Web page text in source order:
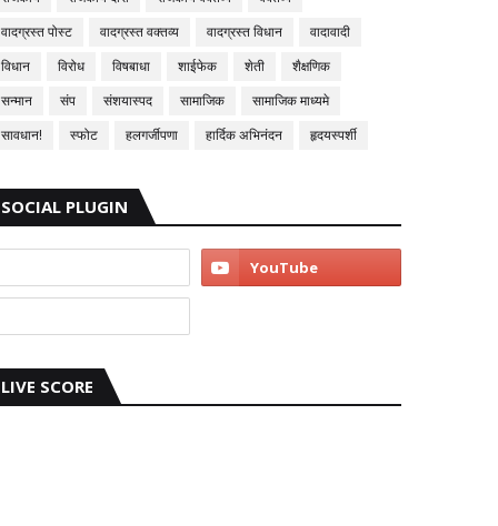
वादग्रस्त पोस्ट
वादग्रस्त वक्तव्य वादग्रस्त विधान
वादावादी
विधान
विरोध विषबाधा शाईफेक शेती
शैक्षणिक
सन्मान
संप संशयास्पद सामाजिक
सामाजिक माध्यमे
सावधान!
स्फोट हलगर्जीपणा हार्दिक अभिनंदन हृदयस्पर्शी
SOCIAL PLUGIN
LIVE SCORE